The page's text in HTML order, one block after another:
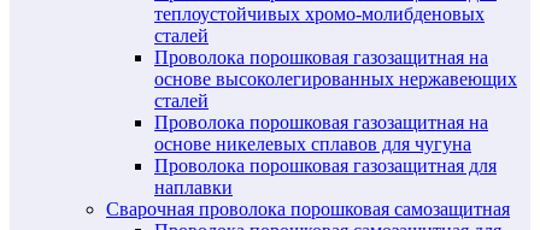
теплоустойчивых хромо-молибденовых
сталей
Проволока порошковая газозащитная на
основе высоколегированных нержавеющих
сталей
Проволока порошковая газозащитная на
основе никелевых сплавов для чугуна
Проволока порошковая газозащитная для
наплавки
Сварочная проволока порошковая самозащитная